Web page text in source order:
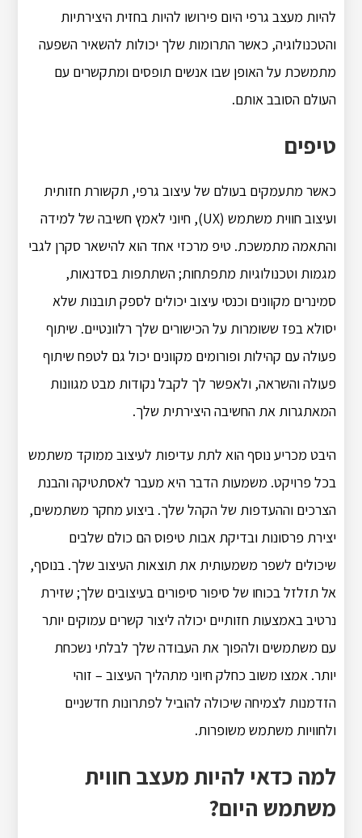
להיות מעצב גרפי היום פירושו להיות בחזית היצירתיות
והטכנולוגיה, כאשר התרומות שלך יכולות להשאיר השפעה
מתמשכת על האופן שבו אנשים תופסים ומתקשרים עם
העולם הסובב אותם.
טיפים
כאשר מתעמקים בעולם של עיצוב גרפי, תקשורת חזותית
ועיצוב חווית משתמש (UX), חיוני לאמץ חשיבה של למידה
והתאמה מתמשכת. טיפ מרכזי אחד הוא להישאר סקרן לגבי
מגמות וטכנולוגיות מתפתחות; השתתפות בסדנאות,
סמינרים מקוונים וכנסי עיצוב יכולים לספק תובנות שלא
יסולא בפז ששומרות על הכישורים שלך רלוונטיים. שיתוף
פעולה עם קהילות ופורומים מקוונים יכול גם לטפח שיתוף
פעולה והשראה, ולאפשר לך לקבל נקודות מבט מגוונות
המאתגרות את החשיבה היצירתית שלך.
היבט מכריע נוסף הוא לתת עדיפות לעיצוב ממוקד משתמש
בכל פרויקט. משמעות הדבר היא מעבר לאסתטיקה והבנת
הצרכים וההעדפות של הקהל שלך. ביצוע מחקר משתמשים,
יצירת פרסונות ובדיקת אבות טיפוס הם כולם שלבים
שיכולים לשפר משמעותית את תוצאות העיצוב שלך. בנוסף,
אל תזלזל בכוחו של סיפור סיפורים בעיצובים שלך; שזירת
נרטיב באמצעות חזותיים יכולה ליצור קשרים עמוקים יותר
עם משתמשים ולהפוך את העבודה שלך לבלתי נשכחת
יותר. אמצו משוב כחלק חיוני מתהליך העיצוב – זוהי
הזדמנות לצמיחה שיכולה להוביל לפתרונות חדשניים
ולחוויות משתמש משופרות.
למה כדאי להיות מעצב חווית
משתמש היום?